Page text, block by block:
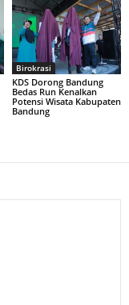
Birokrasi
KDS Dorong Bandung
Bedas Run Kenalkan
Potensi Wisata Kabupaten
Bandung